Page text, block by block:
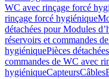
WC avec rinçage forcé
rinçage forcé hygiénique
détachées pour Modules
réservoirs et commandes
hygiéniquePièces
commandes de WC avec
hygiéniqueCapteursCâbles